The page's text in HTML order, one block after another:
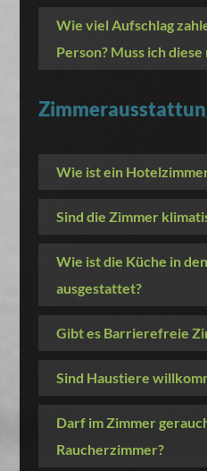
Wie viel Aufschlag
Person? Muss ich diese
Wie ist ein
Sind die Zimmer
Wie ist die Küche in
ausgestattet?
Gibt es Barrierefreie
Sind Haustiere
Darf im Zimmer
Raucherzimmer?